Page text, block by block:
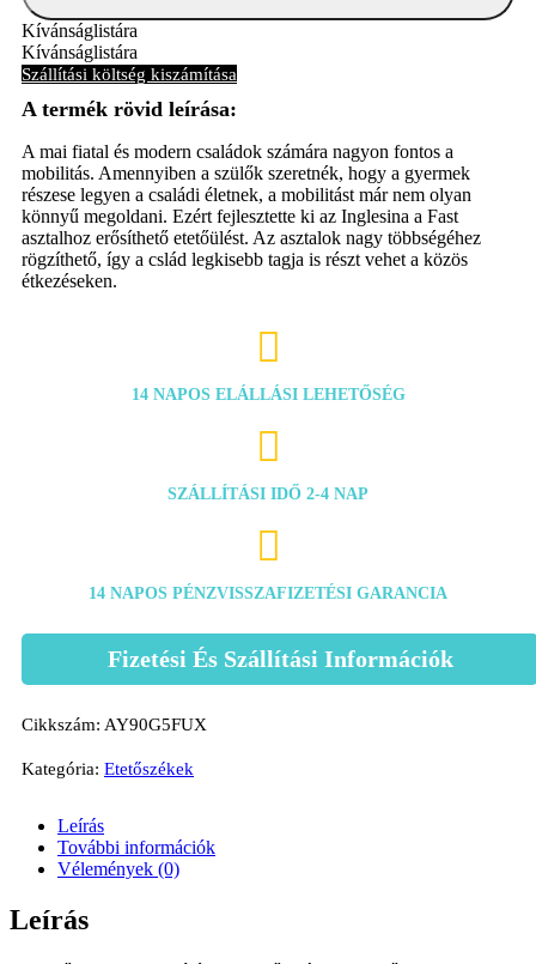
A mai fiatal és modern családok számára nagyon fontos a
mobilitás. Amennyiben a szülők szeretnék, hogy a gyermek
részese legyen a családi életnek, a mobilitást már nem olyan
könnyű megoldani. Ezért fejlesztette ki az Inglesina a Fast
asztalhoz erősíthető etetőülést. Az asztalok nagy többségéhez
rögzíthető, így a cslád legkisebb tagja is részt vehet a közös
étkezéseken.
Kívánságlistára
Kívánságlistára
Szállítási költség kiszámítása

14 NAPOS ELÁLLÁSI LEHETŐSÉG

SZÁLLÍTÁSI IDŐ 2-4 NAP

14 NAPOS PÉNZVISSZAFIZETÉSI GARANCIA
Fizetési És Szállítási Információk
Cikkszám: AY90G5FUX
Kategória: Etetőszékek
Leírás
További információk
Vélemények (0)
Leírás